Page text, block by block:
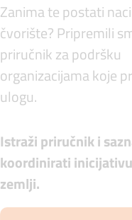
Zanima te postati
čvorište? Pripremili
priručnik za podršku
organizacijama koje
ulogu.
Istraži priručnik i
koordinirati
zemlji.